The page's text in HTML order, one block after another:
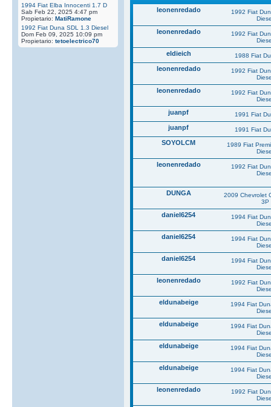
1994 Fiat Elba Innocenti 1.7 D
Sab Feb 22, 2025 4:47 pm
Propietario: MatiRamone
1992 Fiat Duna SDL 1.3 Diesel
Dom Feb 09, 2025 10:09 pm
Propietario: tetoelectrico70
leonenredado
1992 Fiat
leonenredado
1992 Fiat
eldieich 1988 Fiat
leonenredado
1992 Fiat
leonenredado
1992 Fiat
juanpf 1991 Fiat
juanpf 1991 Fiat
SOYOLCM
1989 Fiat
leonenredado
1992 Fiat
DUNGA
2009 Chevrolet
3P
daniel6254
1994 Fiat
daniel6254
1994 Fiat
daniel6254
1994 Fiat
leonenredado
1992 Fiat
eldunabeige
1994 Fiat
eldunabeige
1994 Fiat
eldunabeige
1994 Fiat
eldunabeige
1994 Fiat
leonenredado
1992 Fiat